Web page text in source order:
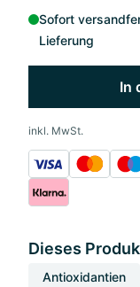
Sofort
Lieferung
In
inkl. MwSt.
Dieses
Antioxidantien